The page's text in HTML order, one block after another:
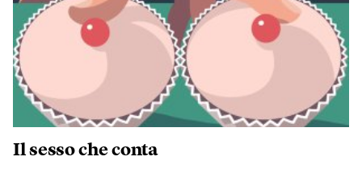
Il sesso che conta